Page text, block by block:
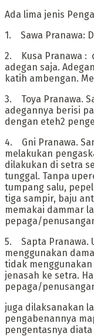
‎Ada lima jenis
‎1. Sawa Pranawa:
‎2. Kusa Pranawa :
adegan saja.
katih ambengan.
‎3. Toya Pranawa.
adegannya berisi
dengan eteh2
‎4. Gni Pranawa.
melakukan
dilakukan di setra
tunggal. Tanpa
tumpang salu,
tiga sampir, baju
memakai dammar
pepaga/
‎5. Sapta Pranawa.
menggunakan
tidak menggunakan
jenasah ke setra.
pepaga/
‎juga dilaksanakan
pengabenannya
pengentasnya